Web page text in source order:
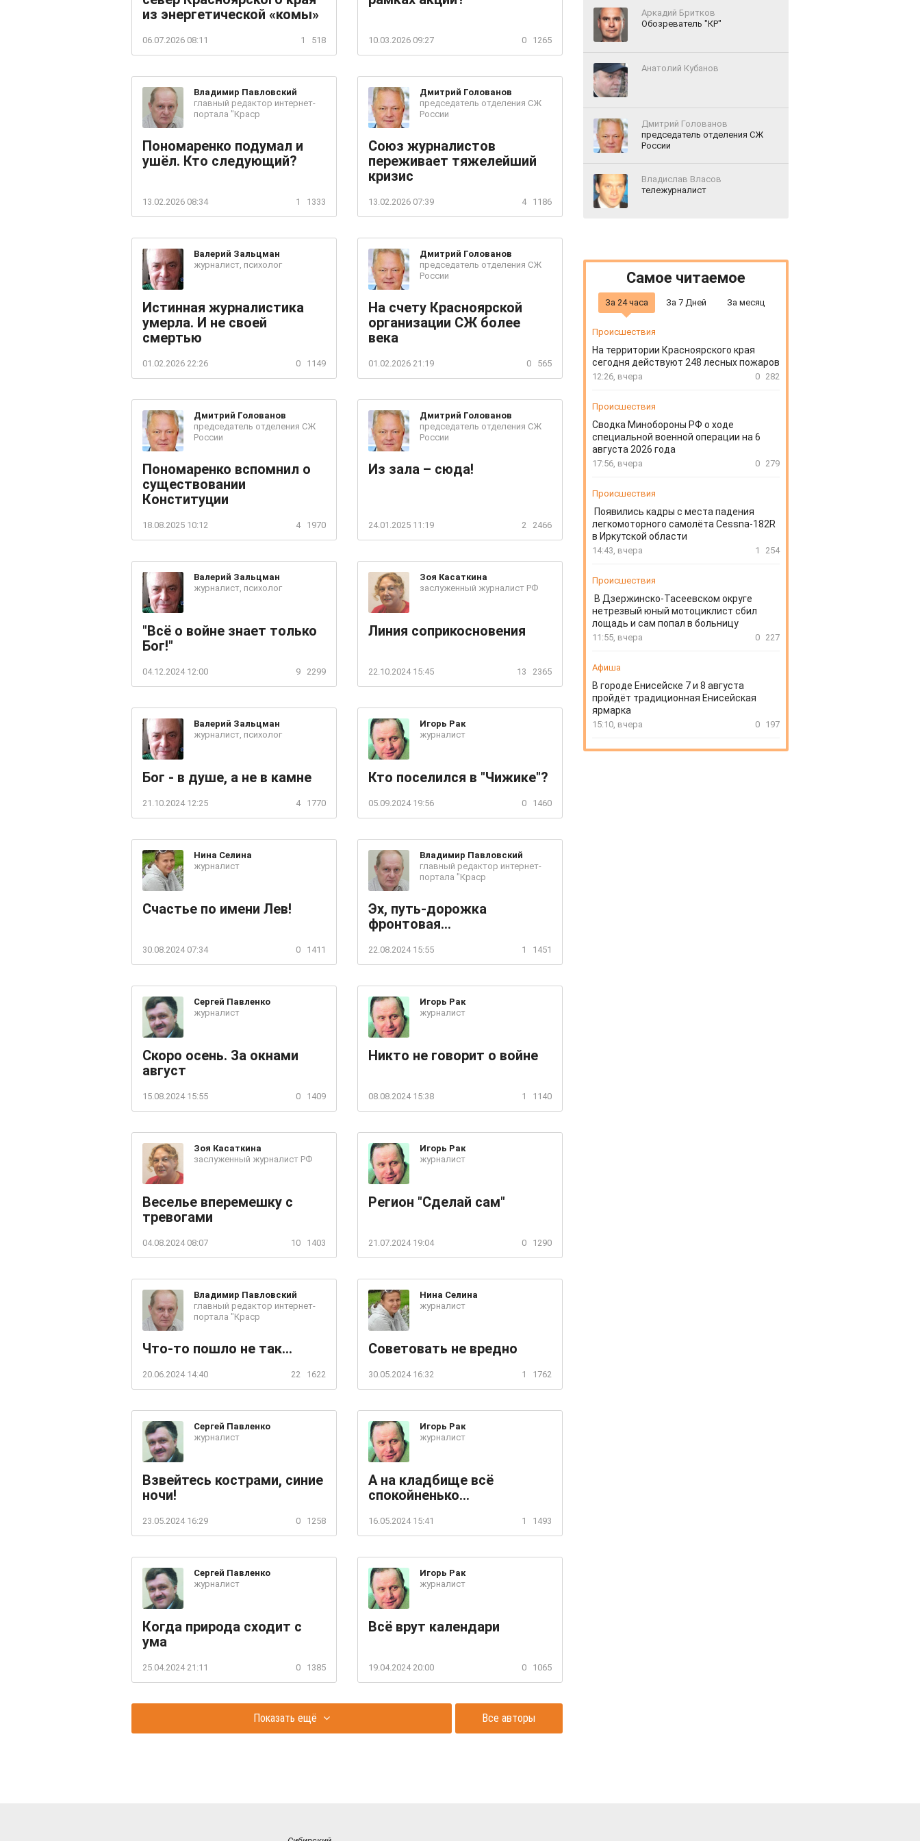
из энергетической «комы»
06.07.2026 08:11 1 518 10.03.2026 09:27 0 1265
Владимир Павловский
главный редактор интернет-
портала "Краср
Пономаренко подумал и
ушёл. Кто следующий?
13.02.2026 08:34 1 1333
Дмитрий Голованов
председатель отделения СЖ
России
Союз журналистов
переживает тяжелейший
кризис
13.02.2026 07:39 4 1186
Валерий Зальцман
журналист, психолог
Истинная журналистика
умерла. И не своей
смертью
01.02.2026 22:26 0 1149
Дмитрий Голованов
председатель отделения СЖ
России
На счету Красноярской
организации СЖ более
века
01.02.2026 21:19 0 565
Дмитрий Голованов
председатель отделения СЖ
России
Пономаренко вспомнил о
существовании
Конституции
18.08.2025 10:12 4 1970
Дмитрий Голованов
председатель отделения СЖ
России
Из зала – сюда!
24.01.2025 11:19 2 2466
Валерий Зальцман
журналист, психолог
"Всё о войне знает только
Бог!"
04.12.2024 12:00 9 2299
Зоя Касаткина
заслуженный журналист РФ
Линия соприкосновения
22.10.2024 15:45 13 2365
Валерий Зальцман
журналист, психолог
Бог - в душе, а не в камне
21.10.2024 12:25 4 1770
Игорь Рак
журналист
Кто поселился в "Чижике"?
05.09.2024 19:56 0 1460
Нина Селина
журналист
Счастье по имени Лев!
30.08.2024 07:34 0 1411
Владимир Павловский
главный редактор интернет-
портала "Краср
Эх, путь-дорожка
фронтовая...
22.08.2024 15:55 1 1451
Сергей Павленко
журналист
Скоро осень. За окнами
август
15.08.2024 15:55 0 1409
Игорь Рак
журналист
Никто не говорит о войне
08.08.2024 15:38 1 1140
Зоя Касаткина
заслуженный журналист РФ
Веселье вперемешку с
тревогами
04.08.2024 08:07 10 1403
Игорь Рак
журналист
Регион "Сделай сам"
21.07.2024 19:04 0 1290
Владимир Павловский
главный редактор интернет-
портала "Краср
Что-то пошло не так...
20.06.2024 14:40 22 1622
Нина Селина
журналист
Советовать не вредно
30.05.2024 16:32 1 1762
Сергей Павленко
журналист
Взвейтесь кострами, синие
ночи!
23.05.2024 16:29 0 1258
Игорь Рак
журналист
А на кладбище всё
спокойненько...
16.05.2024 15:41 1 1493
Сергей Павленко
журналист
Когда природа сходит с
ума
25.04.2024 21:11 0 1385
Игорь Рак
журналист
Всё врут календари
19.04.2024 20:00 0 1065
Показать ещё Все авторы
Аркадий Бритков
Обозреватель "КР"
Анатолий Кубанов
Дмитрий Голованов
председатель отделения СЖ
России
Владислав Власов
тележурналист
Самое читаемое
За 24 часа За 7 Дней За месяц
Происшествия
На территории Красноярского края
сегодня действуют 248 лесных пожаров
12:26, вчера 0 282
Происшествия
Сводка Минобороны РФ о ходе
специальной военной операции на 6
августа 2026 года
17:56, вчера 0 279
Происшествия
Появились кадры с места падения
легкомоторного самолёта Cessna-182R
в Иркутской области
14:43, вчера 1 254
Происшествия
В Дзержинско-Тасеевском округе
нетрезвый юный мотоциклист сбил
лощадь и сам попал в больницу
11:55, вчера 0 227
Афиша
В городе Енисейске 7 и 8 августа
пройдёт традиционная Енисейская
ярмарка
15:10, вчера 0 197